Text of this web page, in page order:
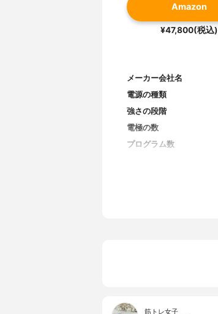
Amazon
¥47,800(税込)
メーカー会社名
電源の種類
強さの段階
電極の数
プログラム数
筋トレ女子